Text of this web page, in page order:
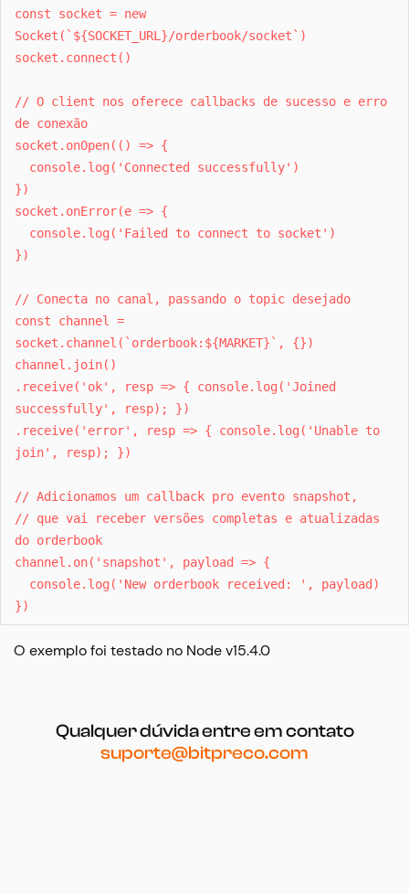
const socket = new
Socket(`${SOCKET_URL}/orderbook/socket`)
socket.connect()
// O client nos oferece callbacks de sucesso e erro
de conexão
socket.onOpen(() => {
console.log('Connected successfully')
})
socket.onError(e => {
console.log('Failed to connect to socket')
})
// Conecta no canal, passando o topic desejado
const channel =
socket.channel(`orderbook:${MARKET}`, {})
channel.join()
.receive('ok', resp => { console.log('Joined
successfully', resp); })
.receive('error', resp => { console.log('Unable to
join', resp); })
// Adicionamos um callback pro evento snapshot,
// que vai receber versões completas e atualizadas
do orderbook
channel.on('snapshot', payload => {
console.log('New orderbook received: ', payload)
})
O exemplo foi testado no Node v15.4.0
Qualquer dúvida entre em contato
suporte@bitpreco.com